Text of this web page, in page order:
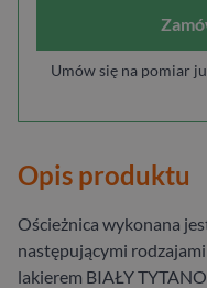
Umów się na pomiar
Opis produktu
Ościeżnica wykonana
następującymi
lakierem BIAŁY